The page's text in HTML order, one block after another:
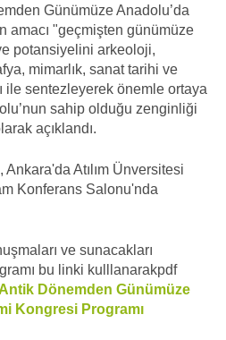
Günümüze Anadolu’da
amacı "geçmişten günümüze
potansiyelini arkeoloji,
mimarlık, sanat tarihi ve
ile sentezleyerek önemle ortaya
sahip olduğu zenginliği
açıklandı.
Ankara'da Atılım Ünversitesi
Konferans Salonu'nda
ve sunacakları
bu linki kulllanarakpdf
Dönemden Günümüze
Kongresi Programı